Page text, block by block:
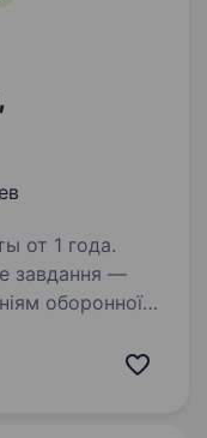
от 1 года.
завдання —
оборонної
Один з наших